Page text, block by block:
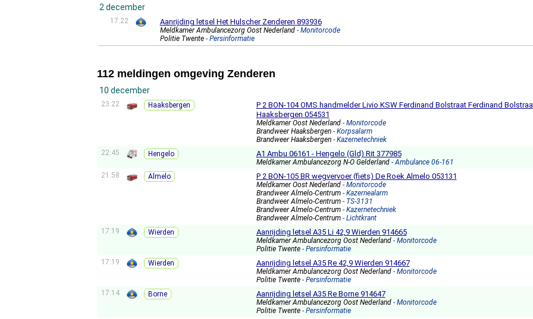
2 december
17:22 Aanrijding letsel Het Hulscher Zenderen 893936
Meldkamer Ambulancezorg Oost Nederland - Monitorcode
Politie Twente - Persinformatie
112 meldingen omgeving Zenderen
10 december
23:22 Haaksbergen
P 2 BON-104 OMS handmelder Livio KSW Ferdinand Bolstraat Ferdinand
Haaksbergen 054531
Meldkamer Oost Nederland - Monitorcode
Brandweer Haaksbergen - Korpsalarm
Brandweer Haaksbergen - Kazernetechniek
22:45
Hengelo A1 Ambu 06161 - Hengelo (Gld) Rit 377985
Meldkamer Ambulancezorg N-O Gelderland - Ambulance 06-161
21:58
Almelo P 2 BON-105 BR wegvervoer (fiets) De Roek Almelo 053131
Meldkamer Oost Nederland - Monitorcode
Brandweer Almelo-Centrum - Kazernealarm
Brandweer Almelo-Centrum - TS-3131
Brandweer Almelo-Centrum - Kazernetechniek
Brandweer Almelo-Centrum - Lichtkrant
17:19
Wierden Aanrijding letsel A35 Li 42,9 Wierden 914665
Meldkamer Ambulancezorg Oost Nederland - Monitorcode
Politie Twente - Persinformatie
17:19
Wierden Aanrijding letsel A35 Re 42,9 Wierden 914667
Meldkamer Ambulancezorg Oost Nederland - Monitorcode
Politie Twente - Persinformatie
17:14
Borne Aanrijding letsel A35 Re Borne 914647
Meldkamer Ambulancezorg Oost Nederland - Monitorcode
Politie Twente - Persinformatie